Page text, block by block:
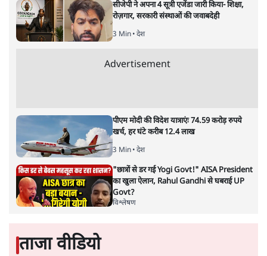
गुजरात में मोरबी के झूलते पुल का टूटना और 141 से ज्यादा
लोगों का डूबकर मर जाना क्या ईश्वर की इच्छा थी? इस हादसे के
बाद गुजरात और भारत में जो खामोशी है, उससे कुछ ऐसा ही
लगता है कि हमने इसे ईश्वरीय प्रकोप मान लिया है जिसके आगे
इंसान बेबस था। जैसे कोई भूकंप हो या तूफ़ान जिस पर आदमी का
अपराधी भी जाने हुए हैं।
लोग पूछ सकते हैं कि आख़िर यह हत्या कैसे है। कुछ लोगों के
मुताबिक़ पुल पर उसकी सँभालने की ताक़त से ज़्यादा लोग थे।
पुल उनका वजन बर्दाश्त न कर सका। टूट गया और उस पर खड़े
लोग पुल के साथ ही नदी में गिर गए। उसमें डूबने की वजह से
उनकी मौत हुई। इसे हत्या कहना क्या नाटकीय अतिशयोक्ति नहीं